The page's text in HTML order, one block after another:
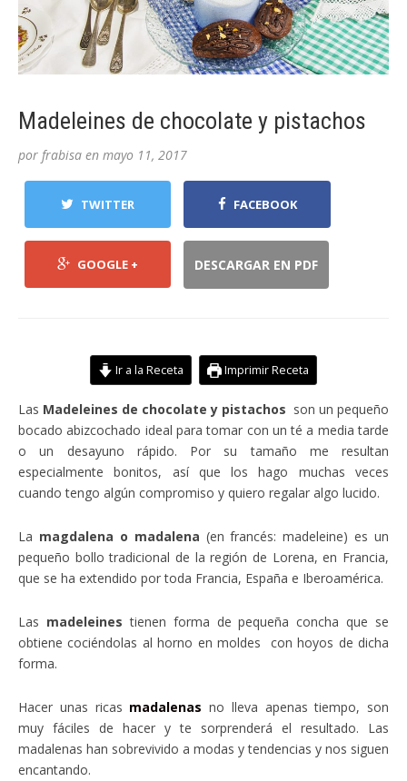
Madeleines de chocolate y pistachos
por frabisa en mayo 11, 2017
TWITTER FACEBOOK
GOOGLE + DESCARGAR EN PDF
Ir a la Receta Imprimir Receta
Las Madeleines de chocolate y pistachos son un pequeño
bocado abizcochado ideal para tomar con un té a media tarde
o un desayuno rápido. Por su tamaño me resultan
especialmente bonitos, así que los hago muchas veces
cuando tengo algún compromiso y quiero regalar algo lucido.
La magdalena o madalena (en francés: madeleine) es un
pequeño bollo tradicional de la región de Lorena, en Francia,
que se ha extendido por toda Francia, España e Iberoamérica.
Las madeleines tienen forma de pequeña concha que se
obtiene cociéndolas al horno en moldes con hoyos de dicha
forma.
Hacer unas ricas madalenas no lleva apenas tiempo, son
muy fáciles de hacer y te sorprenderá el resultado. Las
madalenas han sobrevivido a modas y tendencias y nos siguen
encantando.